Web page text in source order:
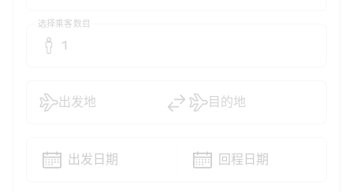
选择乘客数目
1
出发地 目的地
出发日期 回程日期